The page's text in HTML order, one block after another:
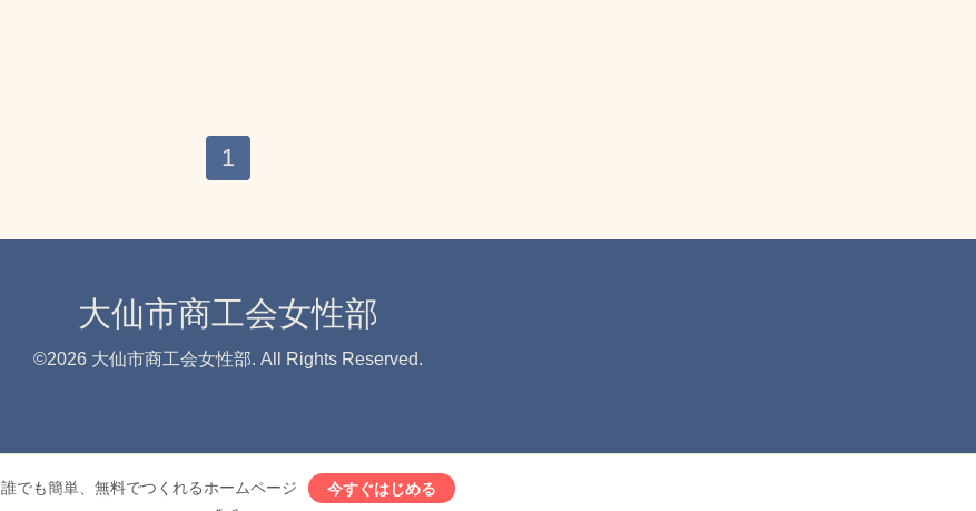
1
大仙市商工会女性部
©2026 大仙市商工会女性部. All Rights Reserved.
誰でも簡単、無料でつくれるホームページ 今すぐはじめる